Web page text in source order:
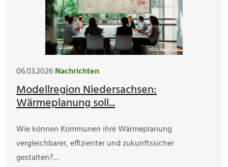
06.03.2026Nachrichten
Modellregion Niedersachsen:
Wärmeplanung soll...
Wie können Kommunen ihre Wärmeplanung
vergleichbarer, effizienter und zukunftssicher
gestalten?…